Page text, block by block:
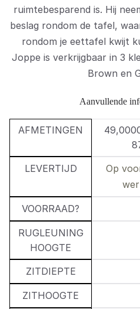
ruimtebesparend is. Hij
beslag rondom de tafel,
rondom je eettafel kwijt
Joppe is verkrijgbaar in 3
Brown en
Aanvullende
AFMETINGEN
LEVERTIJD
Op
VOORRAAD?
RUGLEUNING
HOOGTE
ZITDIEPTE
ZITHOOGTE